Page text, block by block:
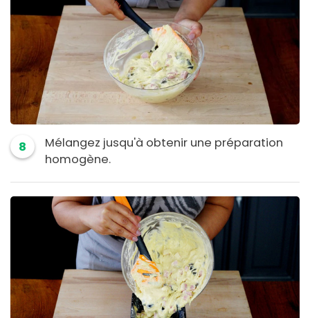
8
Mélangez jusqu'à obtenir une préparation
homogène.